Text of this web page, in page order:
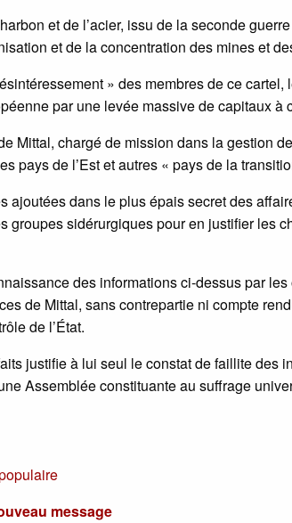
et de l’acier, issu de la seconde
et de la concentration des mines et
» des membres de ce cartel,
par une levée massive de capitaux à
Mittal, chargé de mission dans la gestion
pays de l’Est et autres « pays de la
ajoutées dans le plus épais secret des
groupes sidérurgiques pour en justifier les
des informations ci-dessus par
de Mittal, sans contrepartie ni compte
de l’État.
justifie à lui seul le constat de faillite des
Assemblée constituante au suffrage
message